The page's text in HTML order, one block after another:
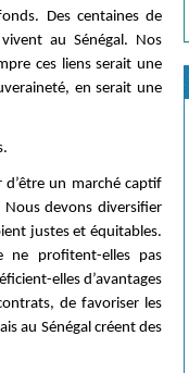
Des centaines de
au Sénégal. Nos
ces liens serait une
en serait une
d’être un marché captif
devons diversifier
justes et équitables.
ne profitent-elles pas
elles d’avantages
de favoriser les
au Sénégal créent des